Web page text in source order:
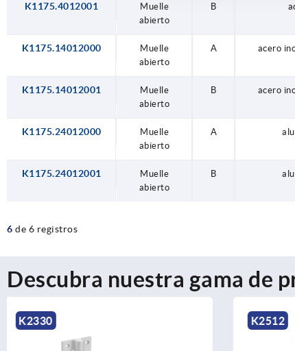
K1175.4012001
Muelle
abierto
B
K1175.14012000
Muelle
abierto
A acero
K1175.14012001
Muelle
abierto
B acero
K1175.24012000
Muelle
abierto
A
K1175.24012001
Muelle
abierto
B
6 de 6 registros
Descubra nuestra gama de
K2512 K1177